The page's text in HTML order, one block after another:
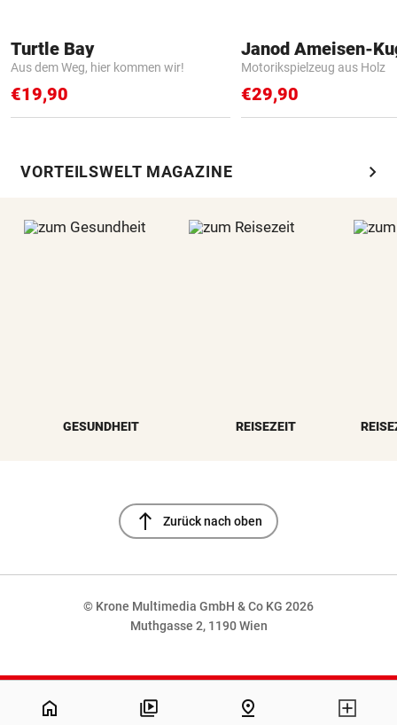
Turtle Bay
Aus dem Weg, hier kommen wir!
€19,90
Janod Ameisen-
Motorikspielzeug aus Holz
€29,90
VORTEILSWELT MAGAZINE chevron_right
GESUNDHEIT REISEZEIT
north Zurück nach oben
© Krone Multimedia GmbH & Co KG 2026
Muthgasse 2, 1190 Wien
home pin_drop
NaN%